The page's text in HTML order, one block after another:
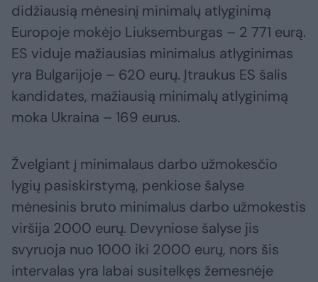
didžiausią mėnesinį minimalų atlyginimą
Europoje mokėjo Liuksemburgas – 2 771 eurą.
ES viduje mažiausias minimalus atlyginimas
yra Bulgarijoje – 620 eurų. Įtraukus ES šalis
kandidates, mažiausią minimalų atlyginimą
moka Ukraina – 169 eurus.
Žvelgiant į minimalaus darbo užmokesčio
lygių pasiskirstymą, penkiose šalyse
mėnesinis bruto minimalus darbo užmokestis
viršija 2000 eurų. Devyniose šalyse jis
svyruoja nuo 1000 iki 2000 eurų, nors šis
intervalas yra labai susitelkęs žemesnėje